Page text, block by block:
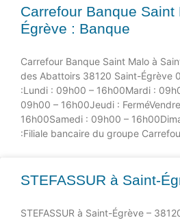
Carrefour Banque Saint
Égrève : Banque
Carrefour Banque Saint Malo à
des Abattoirs 38120 Saint-Égrève
:Lundi : 09h00 – 16h00Mardi :
09h00 – 16h00Jeudi :
16h00Samedi : 09h00 –
:Filiale bancaire du groupe
STEFASSUR à Saint-
STEFASSUR à Saint-Égrève –